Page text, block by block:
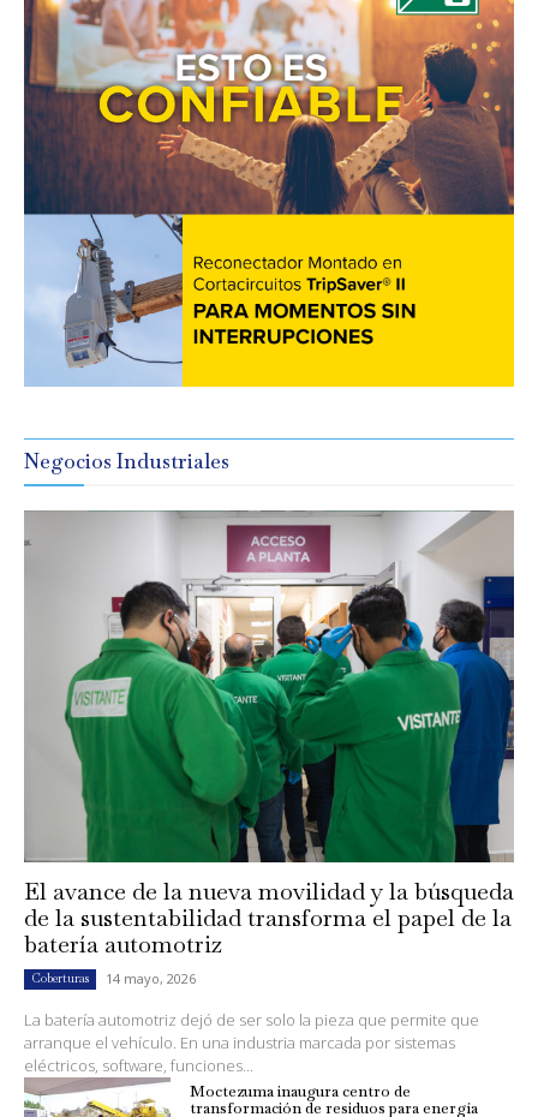
Negocios Industriales
El avance de la nueva movilidad y la búsqueda
de la sustentabilidad transforma el papel de la
batería automotriz
Coberturas 14 mayo, 2026
La batería automotriz dejó de ser solo la pieza que permite que
arranque el vehículo. En una industria marcada por sistemas
eléctricos, software, funciones...
Moctezuma inaugura centro de
transformación de residuos para energía